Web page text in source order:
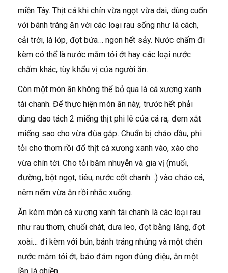
miền Tây. Thịt cá khi chín vừa ngọt vừa dai, dùng cuốn
với bánh tráng ăn với các loại rau sống như lá cách,
cải trời, lá lớp, đọt bứa… ngon hết sảy. Nước chấm đi
kèm có thể là nước mắm tỏi ớt hay các loại nước
chấm khác, tùy khẩu vị của người ăn.
Còn một món ăn không thể bỏ qua là cá xương xanh
tái chanh. Để thực hiện món ăn này, trước hết phải
dùng dao tách 2 miếng thịt phi lê của cá ra, đem xắt
miếng sao cho vừa đũa gắp. Chuẩn bị chảo dầu, phi
tỏi cho thơm rồi đổ thịt cá xương xanh vào, xào cho
vừa chín tới. Cho tỏi băm nhuyễn và gia vị (muối,
đường, bột ngọt, tiêu, nước cốt chanh…) vào chảo cá,
nêm nếm vừa ăn rồi nhắc xuống.
Ăn kèm món cá xương xanh tái chanh là các loại rau
như rau thơm, chuối chát, dưa leo, đọt bằng lăng, đọt
xoài… đi kèm với bún, bánh tráng nhúng và một chén
nước mắm tỏi ớt, bảo đảm ngon đúng điệu, ăn một